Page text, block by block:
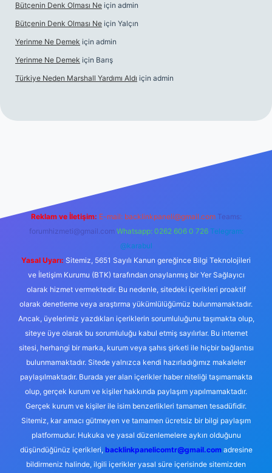
Bütçenin Denk Olması Ne için admin
Bütçenin Denk Olması Ne için Yalçın
Yerinme Ne Demek için admin
Yerinme Ne Demek için Barış
Türkiye Neden Marshall Yardımı Aldı için admin
Reklam ve İletişim: E-mail: backlinkpaneli@gmail.com Teams:
forumhizmeti@gmail.com Whatsapp: 0262 606 0 726 Telegram:
@karabul
Yasal Uyarı: Sitemiz, 5651 Sayılı Kanun gereğince Bilgi Teknolojileri
ve İletişim Kurumu (BTK) tarafından onaylanmış bir Yer Sağlayıcı
olarak hizmet vermektedir. Bu nedenle, sitedeki içerikleri proaktif
olarak denetleme veya araştırma yükümlülüğümüz bulunmamaktadır.
Ancak, üyelerimiz yazdıkları içeriklerin sorumluluğunu taşımakta olup,
siteye üye olarak bu sorumluluğu kabul etmiş sayılırlar. Bu internet
sitesi, herhangi bir marka, kurum veya şahıs şirketi ile hiçbir bağlantısı
bulunmamaktadır. Sitede yalnızca kendi hazırladığımız makaleler
paylaşılmaktadır. Burada yer alan içerikler haber niteliği taşımamakta
olup, gerçek kurum ve kişiler hakkında paylaşım yapılmamaktadır.
Gerçek kurum ve kişiler ile isim benzerlikleri tamamen tesadüfidir.
Sitemiz, kar amacı gütmeyen ve tamamen ücretsiz bir bilgi paylaşım
platformudur. Hukuka ve yasal düzenlemelere aykırı olduğunu
düşündüğünüz içerikleri, backlinkpanelicomtr@gmail.comadresine
bildirmeniz halinde, ilgili içerikler yasal süre içerisinde sitemizden